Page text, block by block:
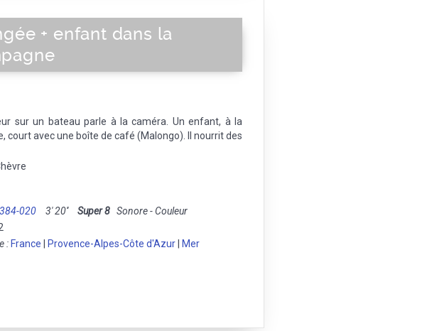
+ enfant dans la
sur un bateau parle à la caméra. Un enfant, à la
court avec une boîte de café (Malongo). Il nourrit des
020 3' 20'' Super 8 Sonore - Couleur
: France Provence-Alpes-Côte d'Azur
Mer